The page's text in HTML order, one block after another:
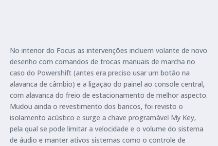
No interior do Focus as intervenções incluem volante de novo
desenho com comandos de trocas manuais de marcha no
caso do Powershift (antes era preciso usar um botão na
alavanca de câmbio) e a ligação do painel ao console central,
com alavanca do freio de estacionamento de melhor aspecto.
Mudou ainda o revestimento dos bancos, foi revisto o
isolamento acústico e surge a chave programável My Key,
pela qual se pode limitar a velocidade e o volume do sistema
de áudio e manter ativos sistemas como o controle de